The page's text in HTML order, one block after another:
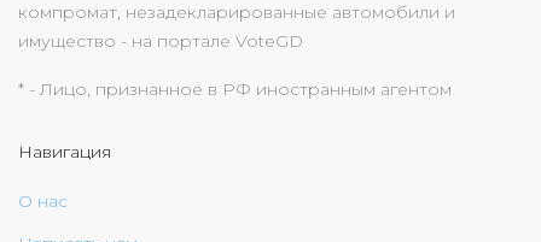
компромат, незадекларированные автомобили и
имущество - на портале VoteGD
* - Лицо, признанное в РФ иностранным агентом
Навигация
О нас